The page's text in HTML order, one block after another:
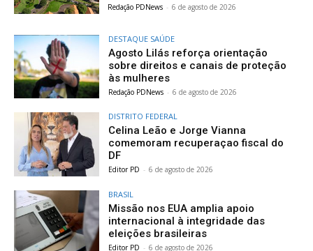
Redação PDNews - 6 de agosto de 2026
DESTAQUE SAÚDE
Agosto Lilás reforça orientação
sobre direitos e canais de proteção
às mulheres
Redação PDNews - 6 de agosto de 2026
DISTRITO FEDERAL
Celina Leão e Jorge Vianna
comemoram recuperaçao fiscal do
DF
Editor PD - 6 de agosto de 2026
BRASIL
Missão nos EUA amplia apoio
internacional à integridade das
eleições brasileiras
Editor PD - 6 de agosto de 2026